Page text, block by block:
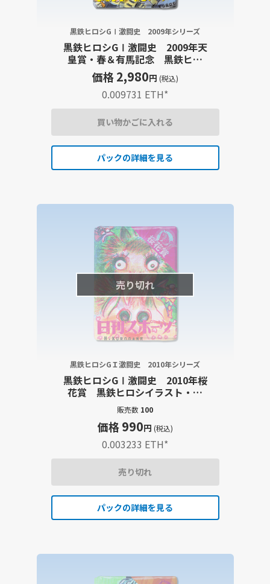
黒鉄ヒロシGⅠ激闘史 2009年シリーズ
黒鉄ヒロシGⅠ激闘史 2009年天
皇賞・春＆有馬記念 黒鉄ヒロ
シイラスト
価格2,980円 (税込)
0.009731 ETH*
買い物かごに入れる
パックの詳細を見る
売り切れ
黒鉄ヒロシGＩ激闘史 2010年シリーズ
黒鉄ヒロシGⅠ激闘史 2010年桜
花賞 黒鉄ヒロシイラスト・大
型出走表・レース結果詳報記事
セット
販売数 100
価格990円 (税込)
0.003233 ETH*
売り切れ
パックの詳細を見る